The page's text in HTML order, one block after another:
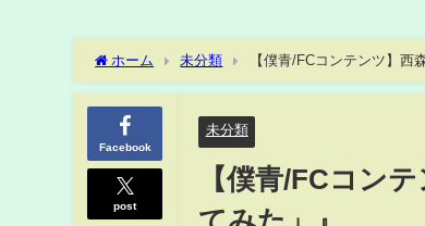
ホーム 未分類 【僕青/FCコンテンツ】西
Facebook
post
未分類
【僕青/FCコン
てみた」』